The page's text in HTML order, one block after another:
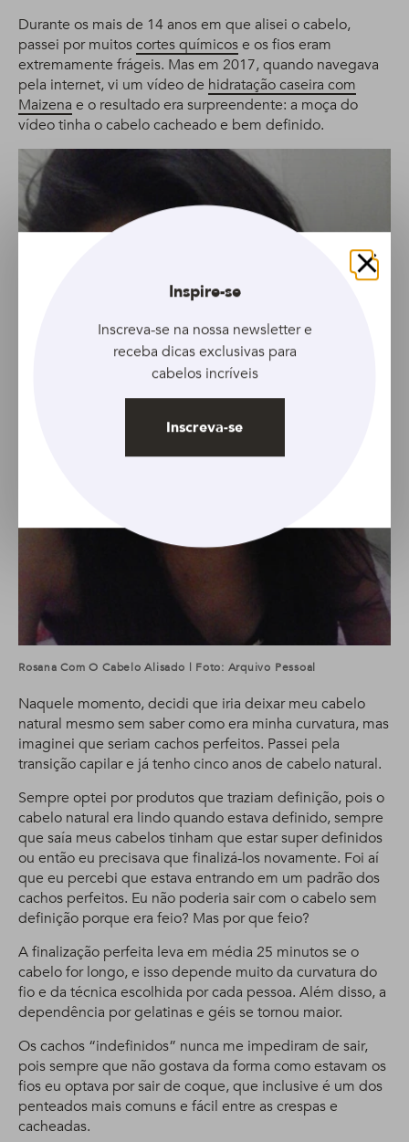
Durante os mais de 14 anos em que alisei o cabelo,
passei por muitoscortes químicose os fios eram
extremamente frágeis. Mas em 2017, quando navegava
pela internet, vi um vídeo de hidratação caseira com
Maizena e o resultado era surpreendente: a moça do
vídeo tinha o cabelo cacheado e bem definido.
Rosana Com O Cabelo Alisado | Foto: Arquivo Pessoal
Naquele momento, decidi que iria deixar meu cabelo
natural mesmo sem saber como era minha curvatura, mas
imaginei que seriam cachos perfeitos. Passei pela
transição capilar e já tenho cinco anos de cabelo natural.
Sempre optei por produtos que traziam definição, pois o
cabelo natural era lindo quando estava definido, sempre
que saía meus cabelos tinham que estar super definidos
ou então eu precisava que finalizá-los novamente. Foi aí
que eu percebi que estava entrando em um padrão dos
cachos perfeitos. Eu não poderia sair com o cabelo sem
definição porque era feio? Mas por que feio?
A finalização perfeita leva em média 25 minutos se o
cabelo for longo, e isso depende muito da curvatura do
fio e da técnica escolhida por cada pessoa. Além disso, a
dependência por gelatinas e géis se tornou maior.
Os cachos “indefinidos” nunca me impediram de sair,
pois sempre que não gostava da forma como estavam os
fios eu optava por sair de coque, que inclusive é um dos
penteados mais comuns e fácil entre as crespas e
cacheadas.
Fechar
Inspire-se
Inscreva-se na nossa newsletter e
receba dicas exclusivas para
cabelos incríveis
Inscreva-se